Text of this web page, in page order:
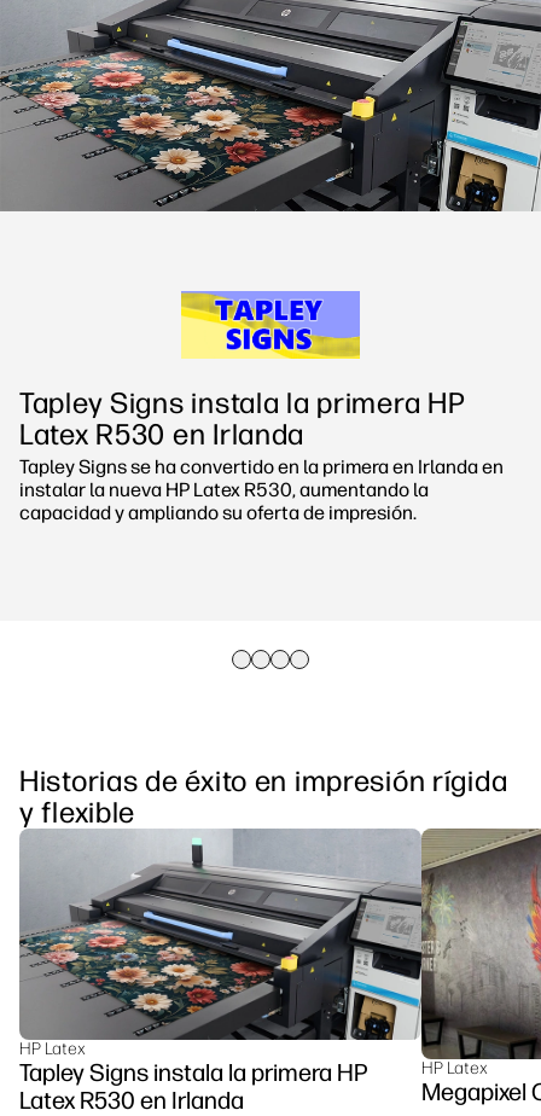
Síguenos
linkedInfacebook
twitteryoutube
Soluciones de flujo de trabajo
Sostenibilidad
Tapley Signs instala la primera HP
Latex R530 en Irlanda
Tapley Signs se ha convertido en la primera en Irlanda en
instalar la nueva HP Latex R530, aumentando la
capacidad y ampliando su oferta de impresión.
Historias de éxito en impresión rígida
y flexible
HP Latex
Tapley Signs instala la primera HP
Latex R530 en Irlanda
HP Latex
Megapixel